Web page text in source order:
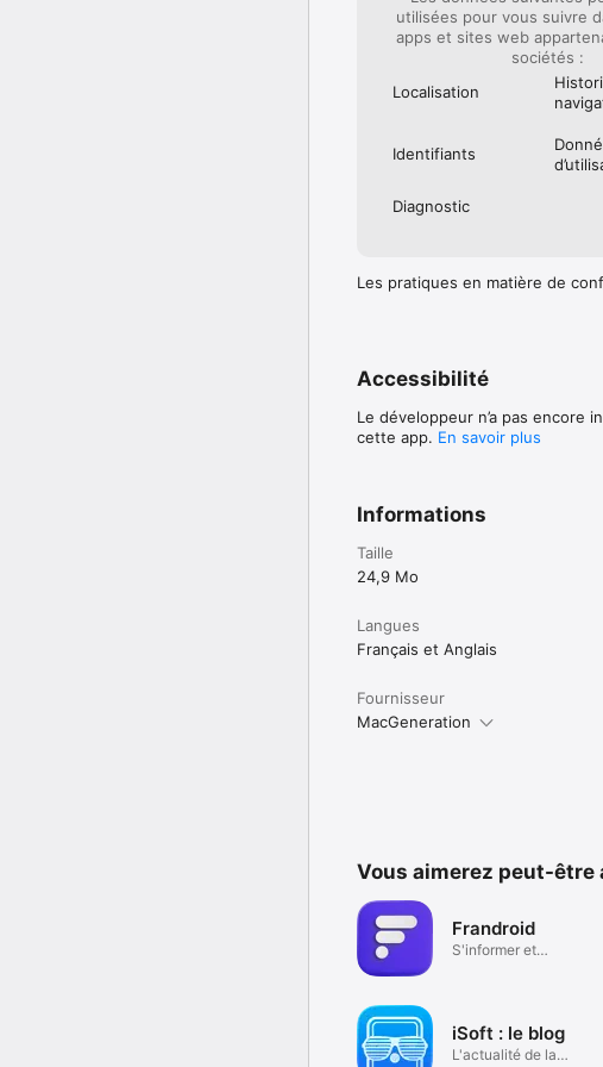
utilisées pour vous suivre
apps et sites web
sociétés :
Localisation
Identifiants
Diagnostic
Les pratiques en matière de
Accessibilité
Le développeur n’a pas encore
cette app. En savoir plus
Informations
Taille
24,9 Mo
Langues
Français et Anglais
Fournisseur
MacGeneration
Vous aimerez peut-être
Frandroid
S'informer et
iSoft : le blog
L'actualité de la